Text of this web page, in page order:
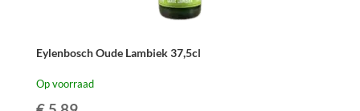
Eylenbosch Oude Lambiek 37,5cl
Op voorraad